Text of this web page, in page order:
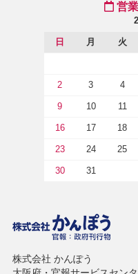
営
日 月 火
2 3 4
9 10 11
16 17 18
23 24 25
30 31
株式会社 かんぽう